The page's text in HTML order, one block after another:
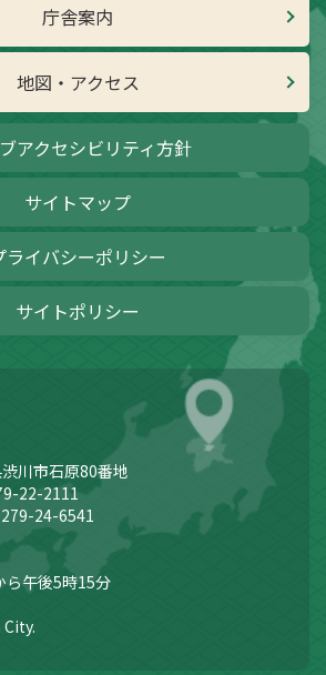
庁舎案内
地図・アクセス
アクセシビリティ方針
サイトマップ
ライバシーポリシー
サイトポリシー
川市石原80番地
22-2111
24-6541
ら午後5時15分